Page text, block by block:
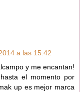
a las 15:42
y me encantan!
el momento por
up es mejor marca